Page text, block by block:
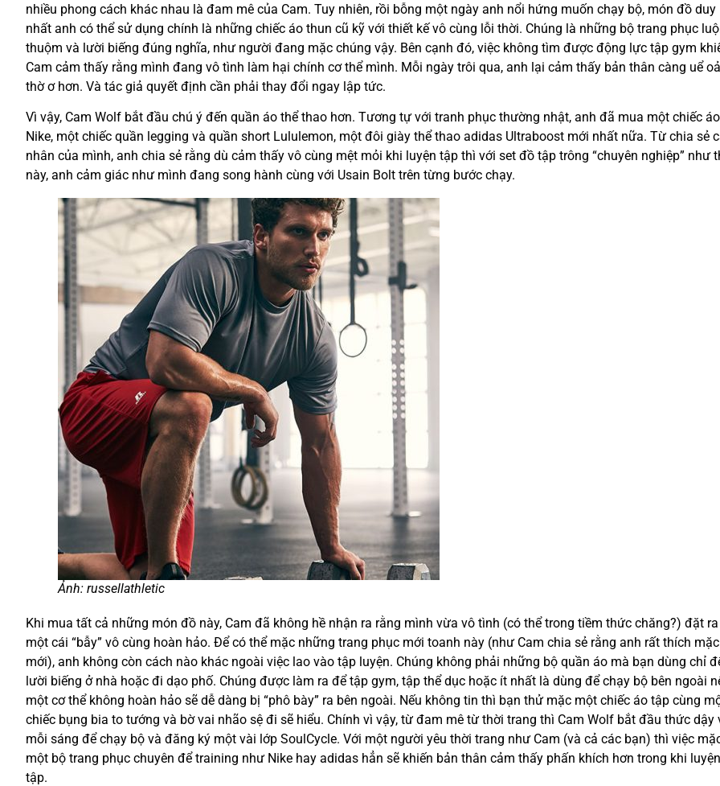
nhiều phong cách khác nhau là đam mê của Cam. Tuy nhiên, rồi bỗng một ngày anh nổi hứng muốn chạy bộ, món đồ duy
nhất anh có thể sử dụng chính là những chiếc áo thun cũ kỹ với thiết kế vô cùng lỗi thời. Chúng là những bộ trang phục
thuộm và lười biếng đúng nghĩa, như người đang mặc chúng vậy. Bên cạnh đó, việc không tìm được động lực tập gym
Cam cảm thấy rằng mình đang vô tình làm hại chính cơ thể mình. Mỗi ngày trôi qua, anh lại cảm thấy bản thân càng uể
thờ ơ hơn. Và tác giả quyết định cần phải thay đổi ngay lập tức.
Vì vậy, Cam Wolf bắt đầu chú ý đến quần áo thể thao hơn. Tương tự với tranh phục thường nhật, anh đã mua một chiếc áo
Nike, một chiếc quần legging và quần short Lululemon, một đôi giày thể thao adidas Ultraboost mới nhất nữa. Từ chia sẻ
nhân của mình, anh chia sẻ rằng dù cảm thấy vô cùng mệt mỏi khi luyện tập thì với set đồ tập trông “chuyên nghiệp” như
này, anh cảm giác như mình đang song hành cùng với Usain Bolt trên từng bước chạy.
Ảnh: russellathletic
Khi mua tất cả những món đồ này, Cam đã không hề nhận ra rằng mình vừa vô tình (có thể trong tiềm thức chăng?) đặt ra
một cái “bẫy” vô cùng hoàn hảo. Để có thể mặc những trang phục mới toanh này (như Cam chia sẻ rằng anh rất thích
mới), anh không còn cách nào khác ngoài việc lao vào tập luyện. Chúng không phải những bộ quần áo mà bạn dùng chỉ
lười biếng ở nhà hoặc đi dạo phố. Chúng được làm ra để tập gym, tập thể dục hoặc ít nhất là dùng để chạy bộ bên ngoài
một cơ thể không hoàn hảo sẽ dễ dàng bị “phô bày” ra bên ngoài. Nếu không tin thì bạn thử mặc một chiếc áo tập cùng
chiếc bụng bia to tướng và bờ vai nhão sệ đi sẽ hiểu. Chính vì vậy, từ đam mê từ thời trang thì Cam Wolf bắt đầu thức dậy
mỗi sáng để chạy bộ và đăng ký một vài lớp SoulCycle. Với một người yêu thời trang như Cam (và cả các bạn) thì việc
một bộ trang phục chuyên để training như Nike hay adidas hẳn sẽ khiến bản thân cảm thấy phấn khích hơn trong khi luyện
tập.